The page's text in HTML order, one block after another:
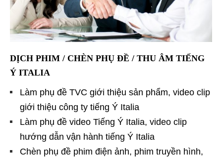
DỊCH PHIM / CHÈN PHỤ ĐỀ / THU ÂM TIẾNG
Ý ITALIA
Làm phụ đề TVC giới thiệu sản phẩm, video clip
giới thiệu công ty tiếng Ý Italia
Làm phụ đề video Tiếng Ý Italia, video clip
hướng dẫn vận hành tiếng Ý Italia
Chèn phụ đề phim điện ảnh, phim truyền hình,